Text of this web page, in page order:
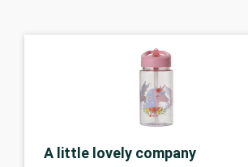
A little lovely company